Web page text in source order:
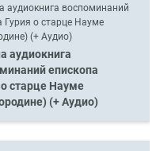
аудиокнига
епископа
о старце Науме
(+ Аудио)